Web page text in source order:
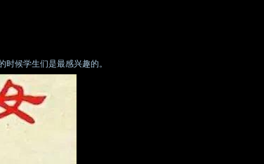
候学生们是最感兴趣的。